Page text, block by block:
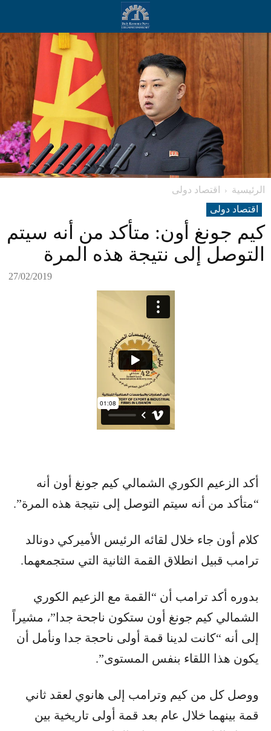
الرئيسية
اقتصاد دولی
اقتصاد دولی
كيم جونغ أون: متأكد من أنه سيتم
التوصل إلى نتيجة هذه المرة
27/02/2019
أكد الزعيم الكوري الشمالي كيم جونغ أون أنه
“متأكد من أنه سيتم التوصل إلى نتيجة هذه المرة”.
كلام أون جاء خلال لقائه الرئيس الأميركي دونالد
ترامب قبيل انطلاق القمة الثانية التي ستجمعهما.
بدوره أكد ترامب أن “القمة مع الزعيم الكوري
الشمالي كيم جونغ أون ستكون ناجحة جدا”، مشيراً
إلى أنه “كانت لدينا قمة أولى ناحجة جدا ونأمل أن
يكون هذا اللقاء بنفس المستوى”.
ووصل كل من كيم وترامب إلى هانوي لعقد ثاني
قمة بينهما خلال عام بعد قمة أولى تاريخية بين